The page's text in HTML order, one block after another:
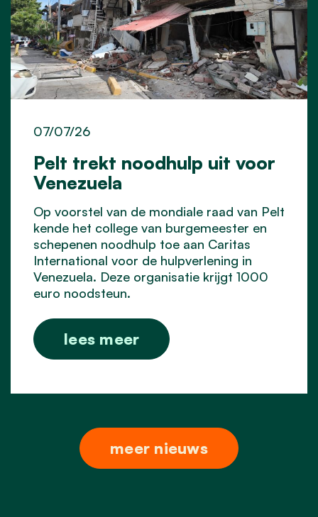
Pelt trekt noodhulp uit voor
Venezuela
07/07/26
Op voorstel van de mondiale raad van Pelt
kende het college van burgemeester en
schepenen noodhulp toe aan Caritas
International voor de hulpverlening in
Venezuela. Deze organisatie krijgt 1000
euro noodsteun.
lees meer
meer nieuws